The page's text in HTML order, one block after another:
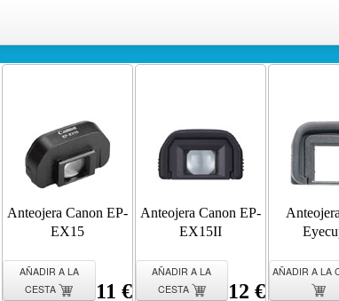
Anteojera Canon EP-
EX15
AÑADIR A LA
CESTA
11 €
Anteojera Canon EP-
EX15II
AÑADIR A LA
CESTA
12 €
AÑADIR A LA